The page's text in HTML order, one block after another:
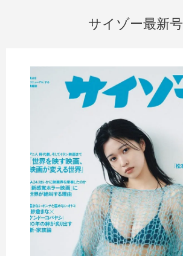
サイゾー最新号